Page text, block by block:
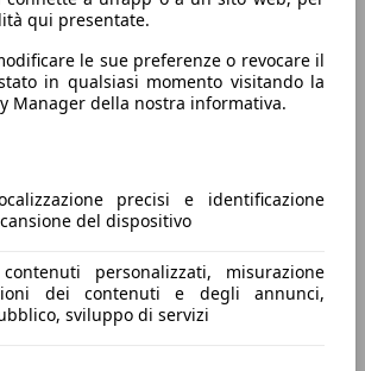
qui presentate.
le sue preferenze o revocare il
in qualsiasi momento visitando la
Manager della nostra informativa.
precisi e identificazione
del dispositivo
personalizzati, misurazione
dei contenuti e degli annunci,
sviluppo di servizi
jtd Distinctive 115cv